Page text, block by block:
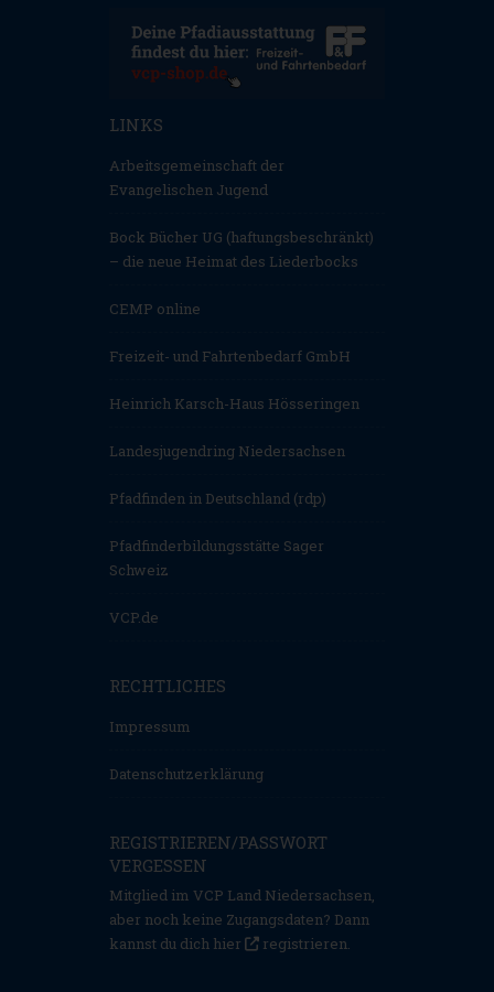
LINKS
Arbeitsgemeinschaft der
Evangelischen Jugend
Bock Bücher UG (haftungsbeschränkt)
– die neue Heimat des Liederbocks
CEMP online
Freizeit- und Fahrtenbedarf GmbH
Heinrich Karsch-Haus Hösseringen
Landesjugendring Niedersachsen
Pfadfinden in Deutschland (rdp)
Pfadfinderbildungsstätte Sager
Schweiz
VCP.de
RECHTLICHES
Impressum
Datenschutzerklärung
REGISTRIEREN/PASSWORT
VERGESSEN
Mitglied im VCP Land Niedersachsen,
aber noch keine Zugangsdaten? Dann
kannst du dich hier
registrieren.